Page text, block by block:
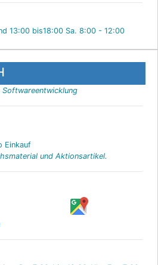
13:00 bis18:00 Sa. 8:00 - 12:00
Softwareentwicklung
Einkauf
und Aktionsartikel.